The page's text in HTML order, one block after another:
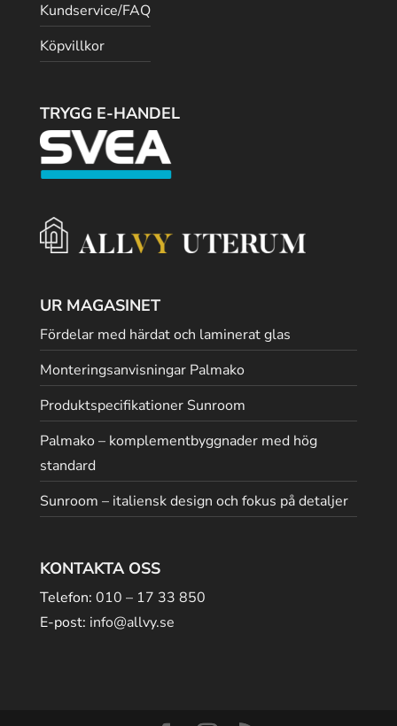
Kundservice/FAQ
Köpvillkor
TRYGG E-HANDEL
UR MAGASINET
Fördelar med härdat och laminerat glas
Monteringsanvisningar Palmako
Produktspecifikationer Sunroom
Palmako – komplementbyggnader med hög
standard
Sunroom – italiensk design och fokus på detaljer
KONTAKTA OSS
Telefon: 010 – 17 33 850
E-post: info@allvy.se